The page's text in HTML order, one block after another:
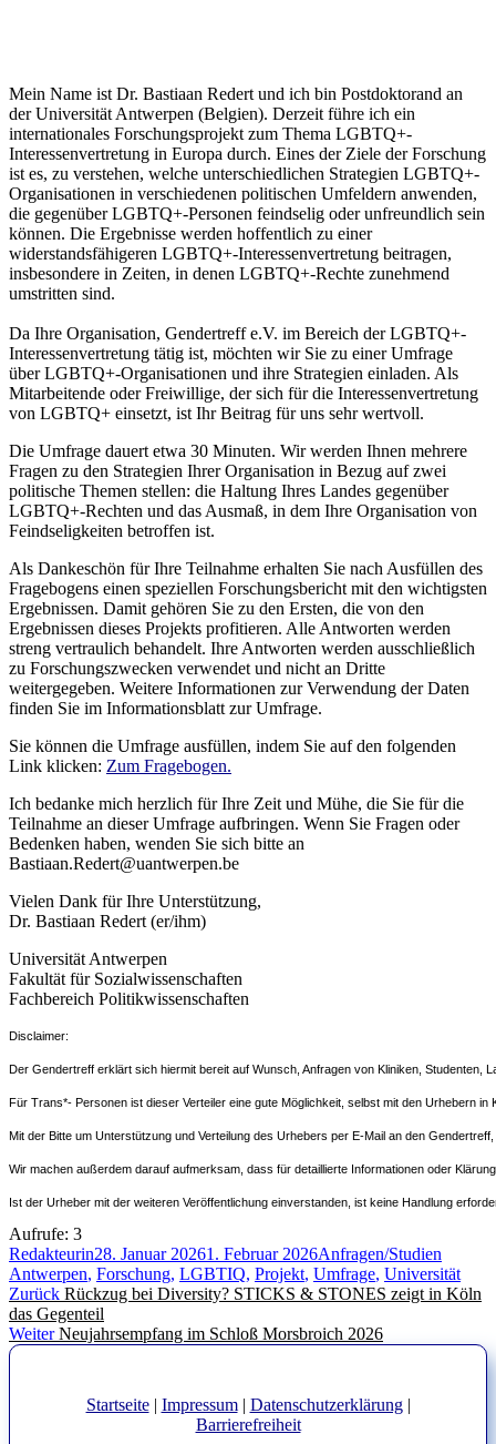
Mein Name ist Dr. Bastiaan Redert und ich bin Postdoktorand an
der Universität Antwerpen (Belgien). Derzeit führe ich ein
internationales Forschungsprojekt zum Thema LGBTQ+-
Interessenvertretung in Europa durch. Eines der Ziele der Forschung
ist es, zu verstehen, welche unterschiedlichen Strategien LGBTQ+-
Organisationen in verschiedenen politischen Umfeldern anwenden,
die gegenüber LGBTQ+-Personen feindselig oder unfreundlich sein
können. Die Ergebnisse werden hoffentlich zu einer
widerstandsfähigeren LGBTQ+-Interessenvertretung beitragen,
insbesondere in Zeiten, in denen LGBTQ+-Rechte zunehmend
umstritten sind.
Da Ihre Organisation, Gendertreff e.V. im Bereich der LGBTQ+-
Interessenvertretung tätig ist, möchten wir Sie zu einer Umfrage
über LGBTQ+-Organisationen und ihre Strategien einladen. Als
Mitarbeitende oder Freiwillige, der sich für die Interessenvertretung
von LGBTQ+ einsetzt, ist Ihr Beitrag für uns sehr wertvoll.
Die Umfrage dauert etwa 30 Minuten. Wir werden Ihnen mehrere
Fragen zu den Strategien Ihrer Organisation in Bezug auf zwei
politische Themen stellen: die Haltung Ihres Landes gegenüber
LGBTQ+-Rechten und das Ausmaß, in dem Ihre Organisation von
Feindseligkeiten betroffen ist.
Als Dankeschön für Ihre Teilnahme erhalten Sie nach Ausfüllen des
Fragebogens einen speziellen Forschungsbericht mit den wichtigsten
Ergebnissen. Damit gehören Sie zu den Ersten, die von den
Ergebnissen dieses Projekts profitieren. Alle Antworten werden
streng vertraulich behandelt. Ihre Antworten werden ausschließlich
zu Forschungszwecken verwendet und nicht an Dritte
weitergegeben. Weitere Informationen zur Verwendung der Daten
finden Sie im Informationsblatt zur Umfrage.
Sie können die Umfrage ausfüllen, indem Sie auf den folgenden
Link klicken: Zum Fragebogen.
Ich bedanke mich herzlich für Ihre Zeit und Mühe, die Sie für die
Teilnahme an dieser Umfrage aufbringen. Wenn Sie Fragen oder
Bedenken haben, wenden Sie sich bitte an
Bastiaan.Redert@uantwerpen.be
Vielen Dank für Ihre Unterstützung,
Dr. Bastiaan Redert (er/ihm)
Universität Antwerpen
Fakultät für Sozialwissenschaften
Fachbereich Politikwissenschaften
Disclaimer:
Der Gendertreff erklärt sich hiermit bereit auf Wunsch, Anfragen von Kliniken,
Für Trans*- Personen ist dieser Verteiler eine gute Möglichkeit, selbst mit den Urhebern
Mit der Bitte um Unterstützung und Verteilung des Urhebers per E-Mail an den
Wir machen außerdem darauf aufmerksam, dass für detaillierte Informationen oder
Ist der Urheber mit der weiteren Veröffentlichung einverstanden, ist keine Handlung
Aufrufe: 3
Autor
RedakteurinVeröffentlicht
am
28. Januar 20261. Februar 2026Kategorien
Anfragen/Studien
Antwerpen, Forschung, LGBTIQ, Projekt, Umfrage, Universität
Beitragsnavigation
Zurück Vorheriger
Beitrag:
Rückzug bei Diversity? STICKS & STONES zeigt in Köln
das Gegenteil
Weiter Nächster
Neujahrsempfang im Schloß Morsbroich 2026
Startseite| Impressum| Datenschutzerklärung|
Barrierefreiheit